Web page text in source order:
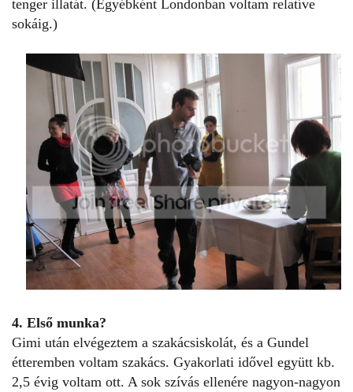
tenger illatát. (Egyébként Londonban voltam relatíve
sokáig.)
4. Első munka?
Gimi után elvégeztem a szakácsiskolát, és a Gundel
étteremben voltam szakács. Gyakorlati idővel együtt kb.
2,5 évig voltam ott. A sok szívás ellenére nagyon-nagyon